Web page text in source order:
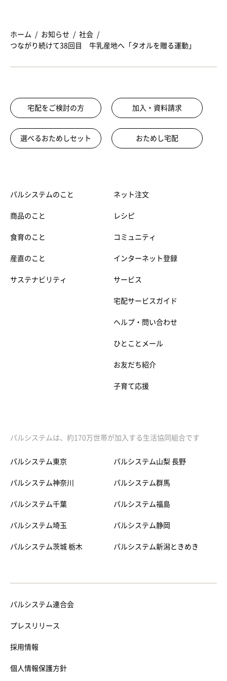
ホーム お知らせ
社会
つながり続けて38回目 牛乳産地へ「タオルを贈る運動」
宅配をご検討の方 加入・資料請求
選べるおためしセット おためし宅配
パルシステムのこと
商品のこと
食育のこと
産直のこと
サステナビリティ
ネット注文
レシピ
コミュニティ
インターネット登録
サービス
宅配サービスガイド
ヘルプ・問い合わせ
ひとことメール
お友だち紹介
子育て応援
パルシステムは、約170万世帯が加入する生活協同組合です
パルシステム東京
パルシステム神奈川
パルシステム千葉
パルシステム埼玉
パルシステム茨城 栃木
パルシステム山梨 長野
パルシステム群馬
パルシステム福島
パルシステム静岡
パルシステム新潟ときめき
パルシステム連合会
プレスリリース
採用情報
個人情報保護方針